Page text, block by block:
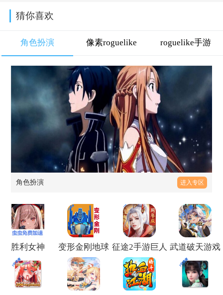
猜你喜欢
角色扮演 像素roguelike roguelike手游
角色扮演 进入专区
胜利女神
NIKKE台服下
载安装
变形金刚地球
之战官方正版
下载安装
征途2手游巨人
官方下载最新
版v1.0.199
武道破天游戏
官方版
v1.0.0.116252